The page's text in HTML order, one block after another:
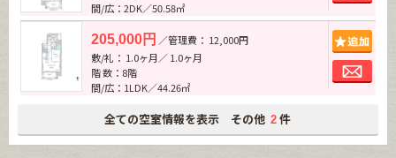
間/広：2DK／50.58㎡
205,000円 ／管理費： 12,000円
敷/礼： 1.0ヶ月／ 1.0ヶ月
階 数：8階
間/広：1LDK／44.26㎡
全ての空室情報を表示 その他 2 件